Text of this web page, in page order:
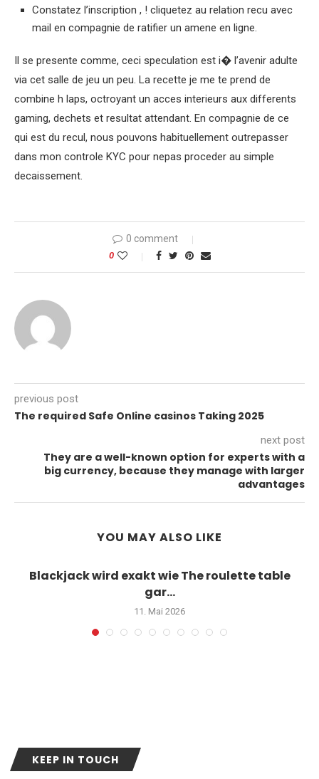
Constatez l’inscription , ! cliquetez au relation recu avec
mail en compagnie de ratifier un amene en ligne.
Il se presente comme, ceci speculation est i� l’avenir adulte
via cet salle de jeu un peu. La recette je me te prend de
combine h laps, octroyant un acces interieurs aux differents
gaming, dechets et resultat attendant. En compagnie de ce
qui est du recul, nous pouvons habituellement outrepasser
dans mon controle KYC pour nepas proceder au simple
decaissement.
0 comment
0
previous post
The required Safe Online casinos Taking 2025
next post
They are a well-known option for experts with a
big currency, because they manage with larger
advantages
YOU MAY ALSO LIKE
Blackjack wird exakt wie The roulette table
gar...
11. Mai 2026
KEEP IN TOUCH